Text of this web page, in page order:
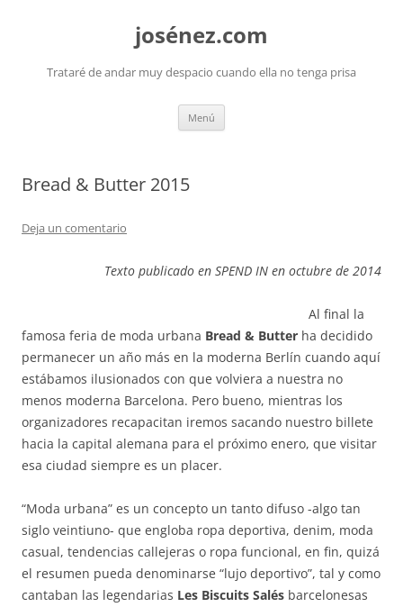
josénez.com
Trataré de andar muy despacio cuando ella no tenga prisa
Menú
Bread & Butter 2015
Deja un comentario
Texto publicado en SPEND IN en octubre de 2014
Al final la
famosa feria de moda urbana Bread & Butter ha decidido
permanecer un año más en la moderna Berlín cuando aquí
estábamos ilusionados con que volviera a nuestra no
menos moderna Barcelona. Pero bueno, mientras los
organizadores recapacitan iremos sacando nuestro billete
hacia la capital alemana para el próximo enero, que visitar
esa ciudad siempre es un placer.
“Moda urbana” es un concepto un tanto difuso -algo tan
siglo veintiuno- que engloba ropa deportiva, denim, moda
casual, tendencias callejeras o ropa funcional, en fin, quizá
el resumen pueda denominarse “lujo deportivo”, tal y como
cantaban las legendarias Les Biscuits Salés barcelonesas